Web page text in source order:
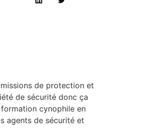
de protection et
de sécurité donc ça
cynophile en
agents de sécurité et